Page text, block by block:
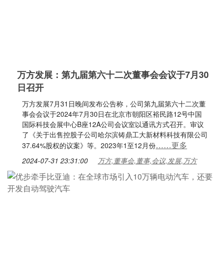
万方发展：第九届第六十二次董事会会议于7月30
日召开
万方发展7月31日晚间发布公告称，公司第九届第六十二次董
事会会议于2024年7月30日在北京市朝阳区裕民路12号中国
国际科技会展中心B座12A公司会议室以通讯方式召开。审议
了《关于出售控股子公司哈尔滨铸鼎工大新材料科技有限公司
37.64%股权的议案》等。2023年1至12月份……更多
2024-07-31 23:31:00 万方,董事会,董事,会议,发展,万方